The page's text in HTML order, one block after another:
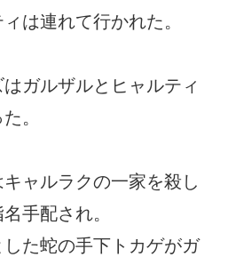
は連れて行かれた。
ガルザルとヒャルティ
。
ャルラクの一家を殺し
手配され。
た蛇の手下トカゲがガ